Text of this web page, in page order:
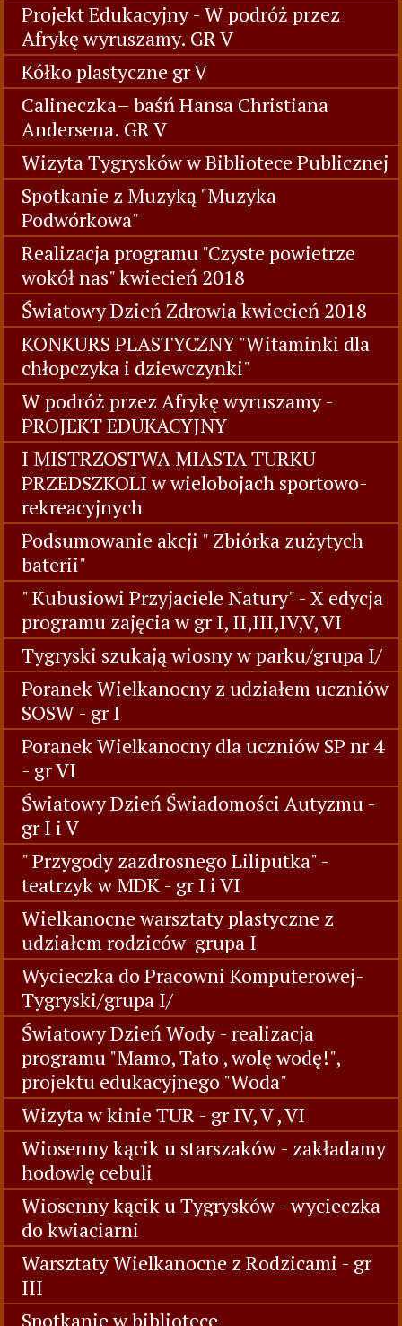
Projekt Edukacyjny - W podróż przez
Afrykę wyruszamy. GR V
Kółko plastyczne gr V
Calineczka– baśń Hansa Christiana
Andersena. GR V
Wizyta Tygrysków w Bibliotece Publicznej
Spotkanie z Muzyką "Muzyka
Podwórkowa"
Realizacja programu "Czyste powietrze
wokół nas" kwiecień 2018
Światowy Dzień Zdrowia kwiecień 2018
KONKURS PLASTYCZNY "Witaminki dla
chłopczyka i dziewczynki"
W podróż przez Afrykę wyruszamy -
PROJEKT EDUKACYJNY
I MISTRZOSTWA MIASTA TURKU
PRZEDSZKOLI w wielobojach sportowo-
rekreacyjnych
Podsumowanie akcji " Zbiórka zużytych
baterii"
" Kubusiowi Przyjaciele Natury" - X edycja
programu zajęcia w gr I, II,III,IV,V, VI
Tygryski szukają wiosny w parku/grupa I/
Poranek Wielkanocny z udziałem uczniów
SOSW - gr I
Poranek Wielkanocny dla uczniów SP nr 4
- gr VI
Światowy Dzień Świadomości Autyzmu -
gr I i V
" Przygody zazdrosnego Liliputka" -
teatrzyk w MDK - gr I i VI
Wielkanocne warsztaty plastyczne z
udziałem rodziców-grupa I
Wycieczka do Pracowni Komputerowej-
Tygryski/grupa I/
Światowy Dzień Wody - realizacja
programu "Mamo, Tato , wolę wodę!",
projektu edukacyjnego "Woda"
Wizyta w kinie TUR - gr IV, V , VI
Wiosenny kącik u starszaków - zakładamy
hodowlę cebuli
Wiosenny kącik u Tygrysków - wycieczka
do kwiaciarni
Warsztaty Wielkanocne z Rodzicami - gr
III
Spotkanie w bibliotece